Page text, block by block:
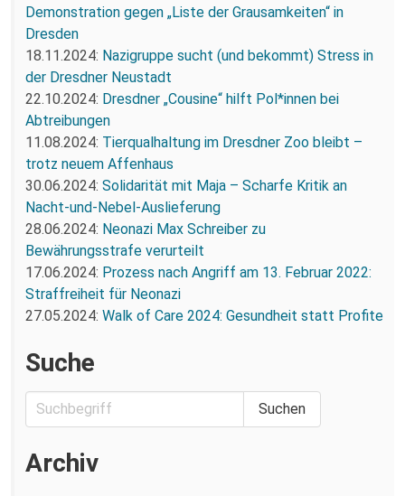
Demonstration gegen „Liste der Grausamkeiten“ in
Dresden
18.11.2024: Nazigruppe sucht (und bekommt) Stress in
der Dresdner Neustadt
22.10.2024: Dresdner „Cousine“ hilft Pol*innen bei
Abtreibungen
11.08.2024: Tierqualhaltung im Dresdner Zoo bleibt –
trotz neuem Affenhaus
30.06.2024: Solidarität mit Maja – Scharfe Kritik an
Nacht-und-Nebel-Auslieferung
28.06.2024: Neonazi Max Schreiber zu
Bewährungsstrafe verurteilt
17.06.2024: Prozess nach Angriff am 13. Februar 2022:
Straffreiheit für Neonazi
27.05.2024: Walk of Care 2024: Gesundheit statt Profite
Suche
Archiv